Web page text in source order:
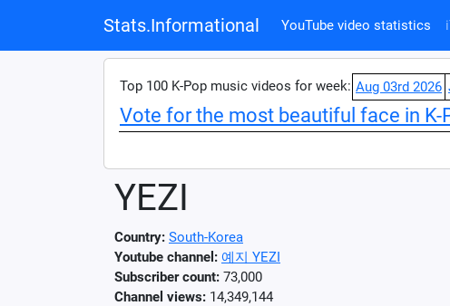
Stats.Informational YouTube video statistics
Top 100 K-Pop music videos for week: Aug 03rd 2026
Vote for the most beautiful face in K-
YEZI
Country: South-Korea
Youtube channel: 예지 YEZI
Subscriber count: 73,000
Channel views: 14,349,144